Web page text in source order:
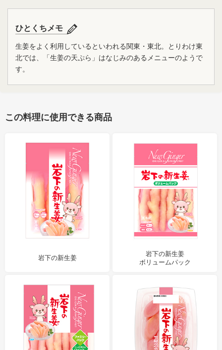
ひとくちメモ
生姜をよく利用しているといわれる関東・東北。とりわけ東
北では、「生姜の天ぷら」はなじみのあるメニューのようで
す。
この料理に使用できる商品
岩下の新生姜
岩下の新生姜
ボリュームパック